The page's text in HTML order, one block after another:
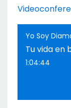
Yo Soy
1:04:44